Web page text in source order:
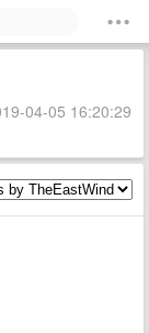
04-05 16:20:29